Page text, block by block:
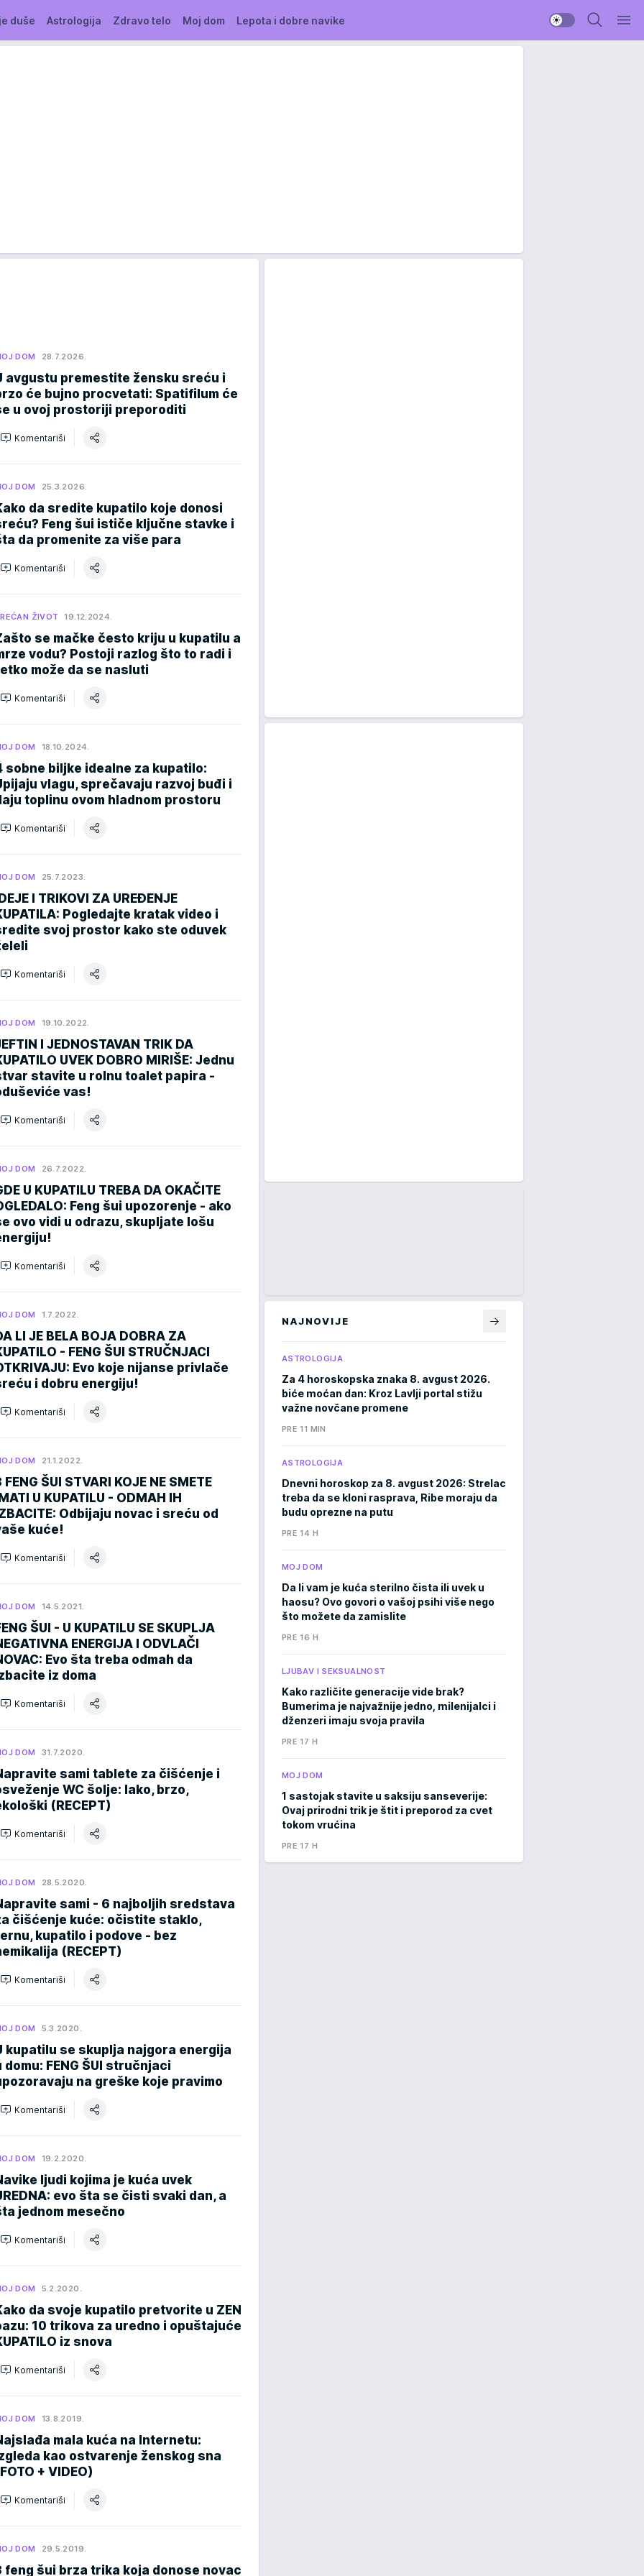
duše Astrologija Zdravo telo Moj dom Lepota i dobre navike
DOM 28.7.2026.
avgustu premestite žensku sreću i
će bujno procvetati: Spatifilum će
u ovoj prostoriji preporoditi
Komentariši
DOM 25.3.2026.
da sredite kupatilo koje donosi
Feng šui ističe ključne stavke i
da promenite za više para
Komentariši
ŽIVOT 19.12.2024.
se mačke često kriju u kupatilu a
vodu? Postoji razlog što to radi i
može da se nasluti
Komentariši
DOM 18.10.2024.
sobne biljke idealne za kupatilo:
vlagu, sprečavaju razvoj buđi i
toplinu ovom hladnom prostoru
Komentariši
DOM 25.7.2023.
I TRIKOVI ZA UREĐENJE
Pogledajte kratak video i
svoj prostor kako ste oduvek
Komentariši
DOM 19.10.2022.
I JEDNOSTAVAN TRIK DA
UVEK DOBRO MIRIŠE: Jednu
stavite u rolnu toalet papira -
vas!
Komentariši
DOM 26.7.2022.
U KUPATILU TREBA DA OKAČITE
Feng šui upozorenje - ako
ovo vidi u odrazu, skupljate lošu
Komentariši
DOM 1.7.2022.
LI JE BELA BOJA DOBRA ZA
- FENG ŠUI STRUČNJACI
Evo koje nijanse privlače
i dobru energiju!
Komentariši
DOM 21.1.2022.
FENG ŠUI STVARI KOJE NE SMETE
U KUPATILU - ODMAH IH
Odbijaju novac i sreću od
kuće!
Komentariši
DOM 14.5.2021.
ŠUI - U KUPATILU SE SKUPLJA
ENERGIJA I ODVLAČI
Evo šta treba odmah da
iz doma
Komentariši
DOM 31.7.2020.
sami tablete za čišćenje i
WC šolje: lako, brzo,
(RECEPT)
Komentariši
DOM 28.5.2020.
sami - 6 najboljih sredstava
čišćenje kuće: očistite staklo,
kupatilo i podove - bez
(RECEPT)
Komentariši
DOM 5.3.2020.
kupatilu se skuplja najgora energija
domu: FENG ŠUI stručnjaci
na greške koje pravimo
Komentariši
DOM 19.2.2020.
ljudi kojima je kuća uvek
evo šta se čisti svaki dan, a
jednom mesečno
Komentariši
DOM 5.2.2020.
da svoje kupatilo pretvorite u ZEN
10 trikova za uredno i opuštajuće
iz snova
Komentariši
DOM 13.8.2019.
mala kuća na Internetu:
kao ostvarenje ženskog sna
+ VIDEO)
Komentariši
DOM 29.5.2019.
feng šui brza trika koja donose novac
NAJNOVIJE
ASTROLOGIJA
Za 4 horoskopska znaka 8. avgust 2026.
biće moćan dan: Kroz Lavlji portal stižu
važne novčane promene
PRE 11 MIN
ASTROLOGIJA
Dnevni horoskop za 8. avgust 2026: Strelac
treba da se kloni rasprava, Ribe moraju da
budu oprezne na putu
PRE 14 H
MOJ DOM
Da li vam je kuća sterilno čista ili uvek u
haosu? Ovo govori o vašoj psihi više nego
što možete da zamislite
PRE 16 H
LJUBAV I SEKSUALNOST
Kako različite generacije vide brak?
Bumerima je najvažnije jedno, milenijalci i
dženzeri imaju svoja pravila
PRE 17 H
MOJ DOM
1 sastojak stavite u saksiju sanseverije:
Ovaj prirodni trik je štit i preporod za cvet
tokom vrućina
PRE 17 H